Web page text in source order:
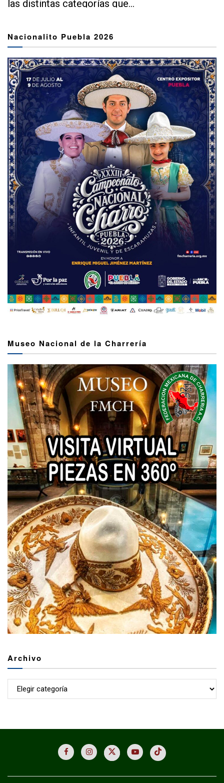
las distintas categorías que...
Nacionalito Puebla 2026
Museo Nacional de la Charrería
Archivo
Archivo